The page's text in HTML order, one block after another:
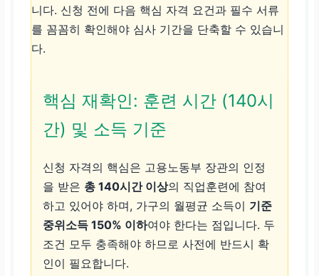
니다. 신청 전에 다음 핵심 자격 요건과 필수 서류
를 꼼꼼히 확인해야 심사 기간을 단축할 수 있습니
다.
핵심 재확인: 훈련 시간 (140시
간) 및 소득 기준
신청 자격의 핵심은 고용노동부 장관의 인정
을 받은 총 140시간 이상의 직업훈련에 참여
하고 있어야 하며, 가구의 월평균 소득이 기준
중위소득 150% 이하여야 한다는 점입니다. 두
조건 모두 충족해야 하므로 사전에 반드시 확
인이 필요합니다.